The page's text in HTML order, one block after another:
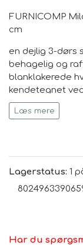
FURNICOMP
cm
en dejlig 3-dørs
behagelig og
blanklakerede
kendetegnet
er et praktisk og
- mål
- 3 døre
Læs mere
Lagerstatus: 1
Har du